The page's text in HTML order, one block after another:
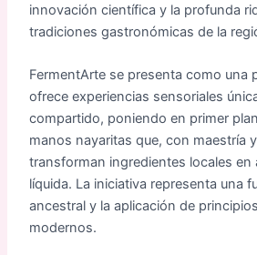
innovación científica y la profunda
tradiciones gastronómicas de la
FermentArte se presenta como una
ofrece experiencias sensoriales
compartido, poniendo en primer
manos nayaritas que, con maestría
transforman ingredientes locales en
líquida. La iniciativa representa una
ancestral y la aplicación de
modernos.